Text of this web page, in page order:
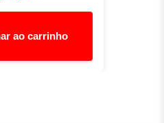
ao carrinho